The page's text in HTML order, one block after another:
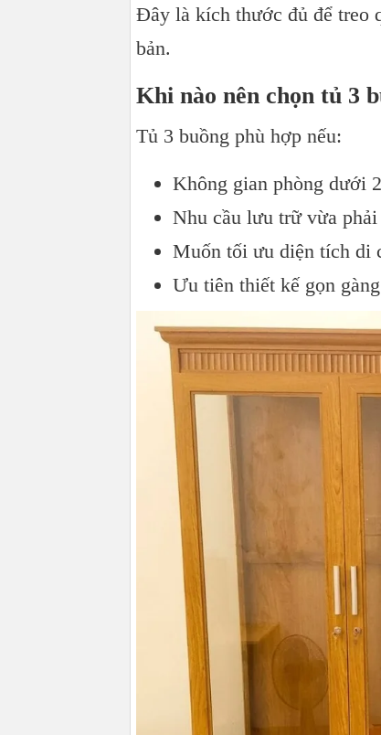
Đây là kích thước đủ để treo
bản.
Khi nào nên chọn tủ 3
Tủ 3 buồng phù hợp nếu:
Không gian phòng dưới
Nhu cầu lưu trữ vừa phải
Muốn tối ưu diện tích di
Ưu tiên thiết kế gọn